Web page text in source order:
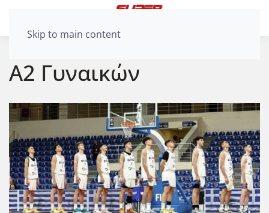
Skip to main content
Α2 Γυναικών